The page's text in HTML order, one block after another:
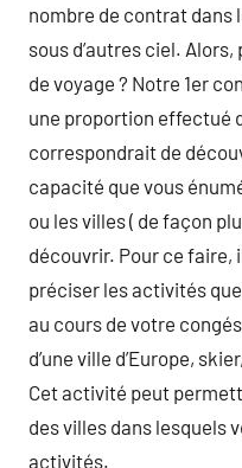
nombre de contrat dans
sous d’autres ciel.
de voyage ? Notre 1er
une proportion effectué
correspondrait de
capacité que vous
ou les villes ( de façon
découvrir. Pour ce faire,
préciser les activités
au cours de votre
d’une ville d’Europe,
Cet activité peut
des villes dans lesquels
activités.